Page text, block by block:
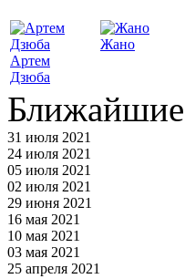
Артем
Дзюба
Жано
31 июля 2021
24 июля 2021
05 июля 2021
02 июля 2021
29 июня 2021
16 мая 2021
10 мая 2021
03 мая 2021
25 апреля 2021